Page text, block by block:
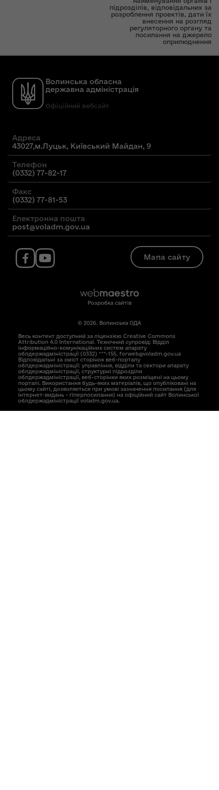
підрозділів, відповідальних за
розроблення проектів, дати їх
внесення на розгляд
регуляторного органу та
посилання на джерело
оприлюднення
Волинська обласна
державна адміністрація
Офіційний вебсайт
Адреса
43027,м.Луцьк, Київський Майдан, 9
Телефон
(0332) 77-82-17
Факс
(0332) 77-81-53
Електронна пошта
post@voladm.gov.ua
Мапа сайту
Розробка сайтів
© 2026. Волинська ОДА
Весь контент доступний за ліцензією Creative Commons
Attribution 4.0 International. Технічний супровід: Відділ
інформаційно-комунікаційних систем апарату
облдержадміністрації (0332) ***-155, forweb@voladm.gov.ua
Відповідальні за зміст сторінок веб-порталу
облдержадміністрації: управління, відділи та сектори апарату
облдержадміністрації, структурні підрозділи
облдержадміністрації, веб-сторінки яких розміщені на цьому
порталі. Використання будь-яких матеріалів, що опубліковані на
цьому сайті, дозволяється при умові зазначення посилання (для
інтернет-видань - гіперпосилання) на офіційний сайт Волинської
облдержадміністрації voladm.gov.ua.